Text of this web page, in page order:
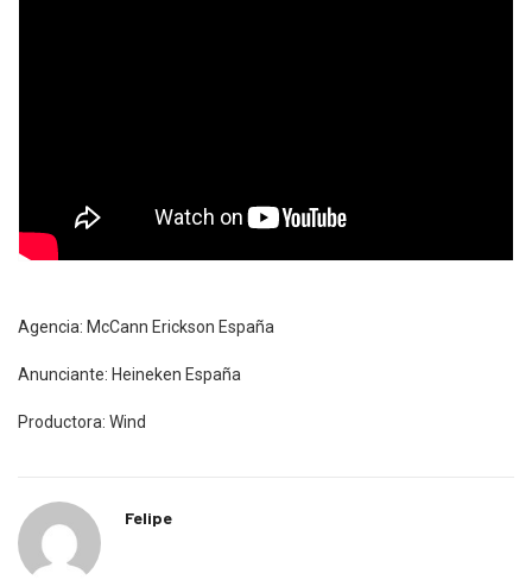
Agencia: McCann Erickson España
Anunciante: Heineken España
Productora: Wind
Felipe